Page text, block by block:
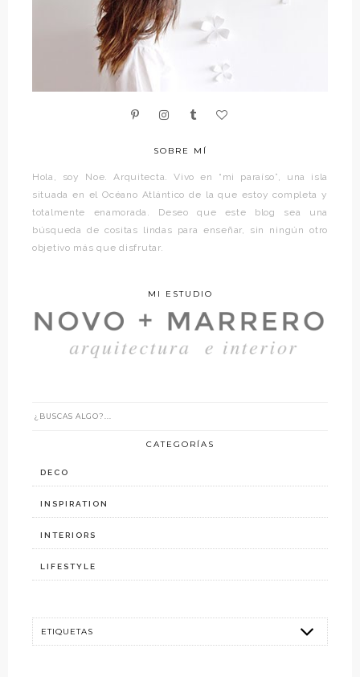
SOBRE MÍ
Hola, soy Noe. Arquitecta. Vivo en “mi paraíso”, una isla
situada en el Océano Atlántico de la que estoy completa y
totalmente enamorada. Deseo que este blog sea una
búsqueda de cositas lindas para enseñar, sin ningún otro
objetivo más que disfrutar.
MI ESTUDIO
CATEGORÍAS
DECO
INSPIRATION
INTERIORS
LIFESTYLE